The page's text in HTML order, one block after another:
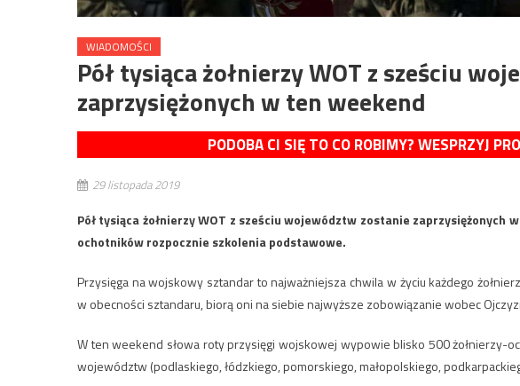
WIADOMOŚCI
Pół tysiąca żołnierzy WOT z sześciu
zaprzysiężonych w ten weekend
PODOBA CI SIĘ TO CO ROBIMY? WESPRZYJ
29 listopada 2019
Pół tysiąca żołnierzy WOT z sześciu województw zostanie zaprzysiężonych
ochotników rozpocznie szkolenia podstawowe.
Przysięga na wojskowy sztandar to najważniejsza chwila w życiu każdego
w obecności sztandaru, biorą oni na siebie najwyższe zobowiązanie wobec
W ten weekend słowa roty przysięgi wojskowej wypowie blisko 500 żołnierzy-
województw (podlaskiego, łódzkiego, pomorskiego, małopolskiego,